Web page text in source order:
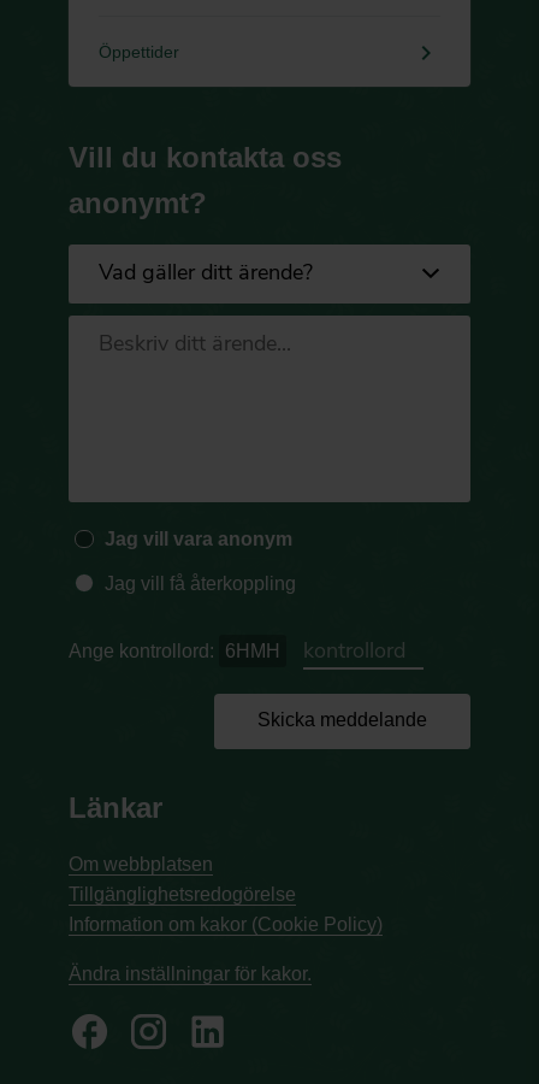
Öppettider keyboard_arrow_right
Vill du kontakta oss
anonymt?
Jag vill vara anonym
Jag vill få återkoppling
Ange kontrollord: 6HMH
Skicka meddelande
Länkar
Om webbplatsen
Tillgänglighetsredogörelse
Information om kakor (Cookie Policy)
Ändra inställningar för kakor.
facebook